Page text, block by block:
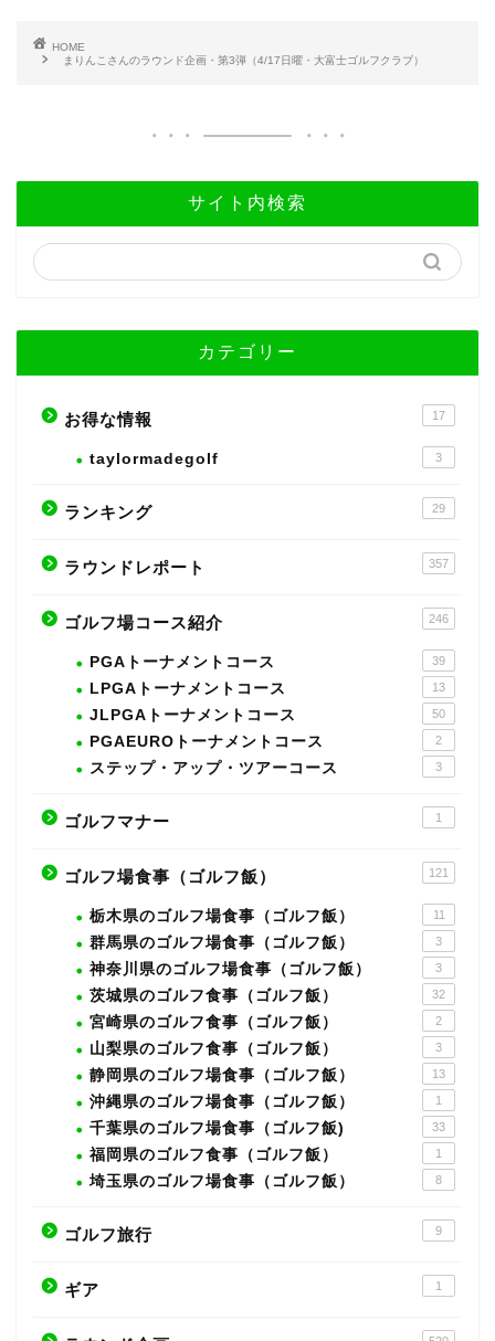
HOME
まりんこさんのラウンド企画・第3弾（4/17日曜・大富士ゴルフクラブ）
サイト内検索
カテゴリー
お得な情報 17
taylormadegolf 3
ランキング 29
ラウンドレポート 357
ゴルフ場コース紹介 246
PGAトーナメントコース 39
LPGAトーナメントコース 13
JLPGAトーナメントコース 50
PGAEUROトーナメントコース 2
ステップ・アップ・ツアーコース 3
ゴルフマナー 1
ゴルフ場食事（ゴルフ飯） 121
栃木県のゴルフ場食事（ゴルフ飯） 11
群馬県のゴルフ場食事（ゴルフ飯） 3
神奈川県のゴルフ場食事（ゴルフ飯） 3
茨城県のゴルフ食事（ゴルフ飯） 32
宮崎県のゴルフ食事（ゴルフ飯） 2
山梨県のゴルフ食事（ゴルフ飯） 3
静岡県のゴルフ場食事（ゴルフ飯） 13
沖縄県のゴルフ場食事（ゴルフ飯） 1
千葉県のゴルフ場食事（ゴルフ飯) 33
福岡県のゴルフ食事（ゴルフ飯） 1
埼玉県のゴルフ場食事（ゴルフ飯） 8
ゴルフ旅行 9
ギア 1